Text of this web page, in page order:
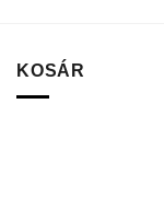
KOSÁR